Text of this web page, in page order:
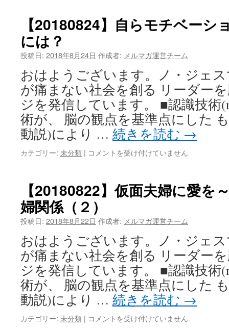
は
が
て
る
本
物
の
イ
ノ
ベ
ー
シ
と
は？
は
【20180824】自らモチベーシ
には？
投稿日: 2018年8月24日 作成者: メルマガ運営チーム
おはようございます。ノ・ジェ
が痛まない社会を創る リーダー
ジを発信しています。 ■認識技術
術が、 脳の観点を基準点にした
動説)により … 続きを読む →
カテゴリー: 未分類 | 【20180824】
チ
ベ
ー
シ
ン
を
つ
く
る
た
め
に
は？
コメントを受け付けていません
【20180822】仮面夫婦に愛を
婦関係（２）
投稿日: 2018年8月22日 作成者: メルマガ運営チーム
おはようございます。ノ・ジェ
が痛まない社会を創る リーダー
ジを発信しています。 ■認識技術
術が、 脳の観点を基準点にした
動説)により … 続きを読む →
カテゴリー: 未分類 | 【20180822】
コメントを受け付けていません